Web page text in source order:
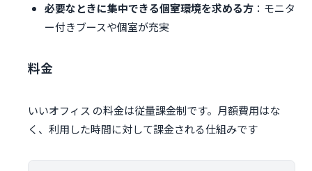
必要なときに集中できる個室環境を求める方 ：モニタ
ー付きブースや個室が充実
料金
いいオフィス の料金は従量課金制です。月額費用はな
く、利用した時間に対して課金される仕組みです